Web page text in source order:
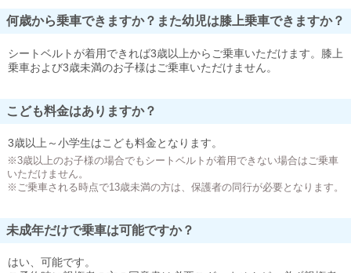
何歳から乗車できますか？また幼児は膝上乗車できますか？
シートベルトが着用できれば3歳以上からご乗車いただけます。膝上
乗車および3歳未満のお子様はご乗車いただけません。
こども料金はありますか？
3歳以上～小学生はこども料金となります。
※3歳以上のお子様の場合でもシートベルトが着用できない場合はご乗車
いただけません。
※ご乗車される時点で13歳未満の方は、保護者の同行が必要となります。
未成年だけで乗車は可能ですか？
はい、可能です。